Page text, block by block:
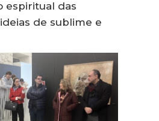
espiritual das
de sublime e